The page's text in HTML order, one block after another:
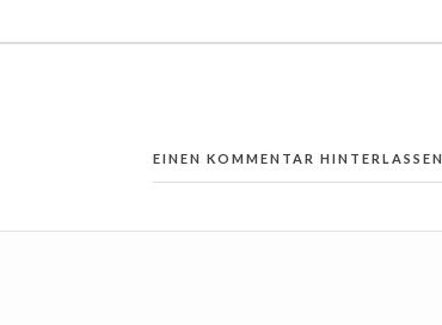
EINEN KOMMENTAR HINTERLASSEN